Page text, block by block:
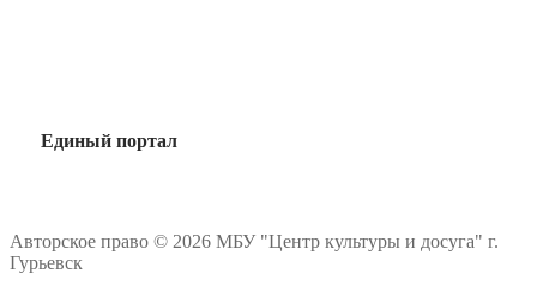
Единый портал
Авторское право © 2026 МБУ "Центр культуры и досуга" г.
Гурьевск